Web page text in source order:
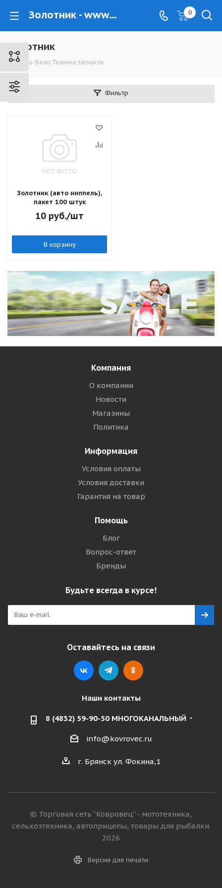
Золотник - www.kovrovec.ru 0
Золотник
Мото-Вело Техника запчасти
Фильтр
Золотник (авто ниппель),
пакет 100 штук
10 руб./шт
В корзину
Компания
О компании
Новости
Магазины
Политика
Информация
Условия оплаты
Условия доставки
Гарантия на товар
Помощь
Блог
Вопрос-ответ
Бренды
Будьте всегда в курсе!
Оставайтесь на связи
Наши контакты
8 (4832) 59-90-50 МНОГОКАНАЛЬНЫЙ
info@kovrovec.ru
г. Брянск ул. Фокина,1
© Торговая сеть “Ковровец” - мототехника,
сельхозтехника, автоприцепы, товары для рыбалки.
2026
Версия для печати